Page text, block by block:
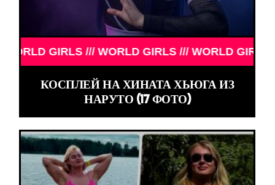
WORLD GIRLS /// WORLD GIRLS ///
КОСПЛЕЙ НА ХИНАТА ХЬЮГА ИЗ
НАРУТО (17 ФОТО)